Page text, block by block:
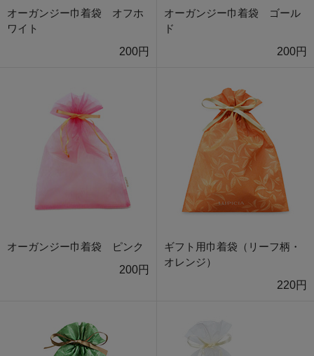
オーガンジー巾着袋 オフホ
ワイト
200円
オーガンジー巾着袋 ゴール
ド
200円
オーガンジー巾着袋 ピンク
200円
ギフト用巾着袋（リーフ柄・
オレンジ）
220円